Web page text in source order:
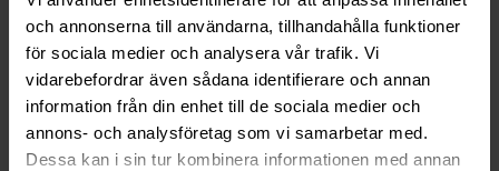
och annonserna till användarna, tillhandahålla funktioner
för sociala medier och analysera vår trafik. Vi
vidarebefordrar även sådana identifierare och annan
information från din enhet till de sociala medier och
annons- och analysföretag som vi samarbetar med.
Dessa kan i sin tur kombinera informationen med annan
Hitta alla produkter från
White Fox
Alla produkter med smakenMint